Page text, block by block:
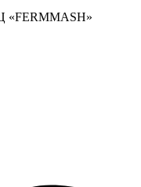
«FERMMASH»